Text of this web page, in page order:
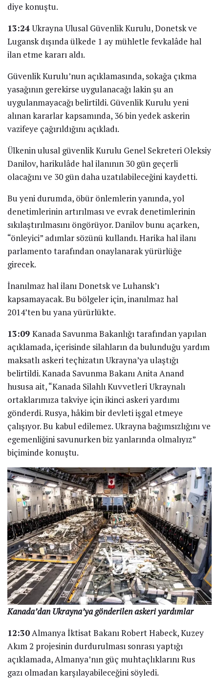
diye konuştu.
13:24Ukrayna Ulusal Güvenlik Kurulu, Donetsk ve
Lugansk dışında ülkede 1 ay mühletle fevkalâde hal
ilan etme kararı aldı.
Güvenlik Kurulu’nun açıklamasında, sokağa çıkma
yasağının gerekirse uygulanacağı lakin şu an
uygulanmayacağı belirtildi. Güvenlik Kurulu yeni
alınan kararlar kapsamında, 36 bin yedek askerin
vazifeye çağırıldığını açıkladı.
Ülkenin ulusal güvenlik Kurulu Genel Sekreteri Oleksiy
Danilov, harikulâde hal ilanının 30 gün geçerli
olacağını ve 30 gün daha uzatılabileceğini kaydetti.
Bu yeni durumda, öbür önlemlerin yanında, yol
denetimlerinin artırılması ve evrak denetimlerinin
sıkılaştırılmasını öngörüyor.Danilov bunu açarken,
“önleyici” adımlar sözünü kullandı.Harika hal ilanı
parlamento tarafından onaylanarak yürürlüğe
girecek.
İnanılmaz hal ilanı Donetsk ve Luhansk’ı
kapsamayacak. Bu bölgeler için, inanılmaz hal
2014’ten bu yana yürürlükte.
13:09 Kanada Savunma Bakanlığı tarafından yapılan
açıklamada, içerisinde silahların da bulunduğu yardım
maksatlı askeri teçhizatın Ukrayna’ya ulaştığı
belirtildi. Kanada Savunma Bakanı Anita Anand
hususa ait, “Kanada Silahlı Kuvvetleri Ukraynalı
ortaklarımıza takviye için ikinci askeri yardımı
gönderdi. Rusya, hâkim bir devleti işgal etmeye
çalışıyor. Bu kabul edilemez. Ukrayna bağımsızlığını ve
egemenliğini savunurken biz yanlarında olmalıyız”
biçiminde konuştu.
Kanada’dan Ukrayna’ya gönderilen askeri yardımlar
12:30Almanya İktisat Bakanı Robert Habeck, Kuzey
Akım 2 projesinin durdurulması sonrası yaptığı
açıklamada, Almanya’nın güç muhtaçlıklarını Rus
gazı olmadan karşılayabileceğini söyledi.